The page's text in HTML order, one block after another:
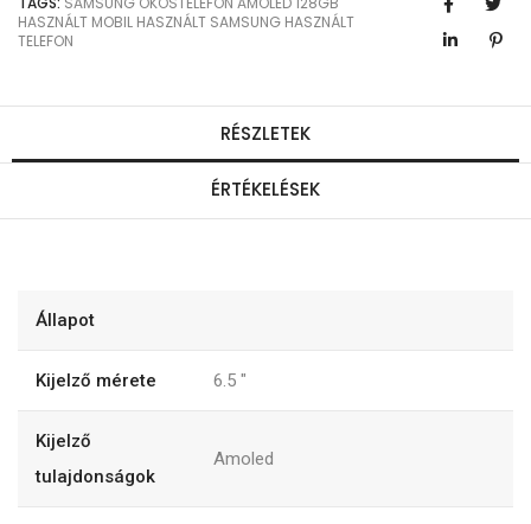
HASZNÁLT MOBIL HASZNÁLT SAMSUNG HASZNÁLT
TELEFON
RÉSZLETEK
ÉRTÉKELÉSEK
Állapot
Kijelző mérete 6.5 "
Kijelző
tulajdonságok
Amoled